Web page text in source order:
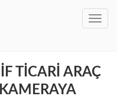
TİCARİ ARAÇ